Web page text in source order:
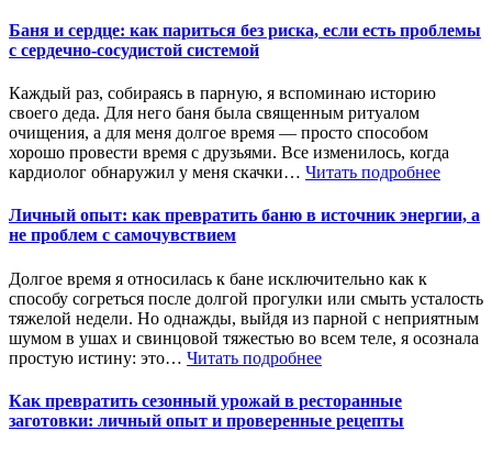
Баня и сердце: как париться без риска, если есть проблемы
с сердечно-сосудистой системой
Каждый раз, собираясь в парную, я вспоминаю историю
своего деда. Для него баня была священным ритуалом
очищения, а для меня долгое время — просто способом
хорошо провести время с друзьями. Все изменилось, когда
кардиолог обнаружил у меня скачки… Читать подробнее
Личный опыт: как превратить баню в источник энергии, а
не проблем с самочувствием
Долгое время я относилась к бане исключительно как к
способу согреться после долгой прогулки или смыть усталость
тяжелой недели. Но однажды, выйдя из парной с неприятным
шумом в ушах и свинцовой тяжестью во всем теле, я осознала
простую истину: это… Читать подробнее
Как превратить сезонный урожай в ресторанные
заготовки: личный опыт и проверенные рецепты